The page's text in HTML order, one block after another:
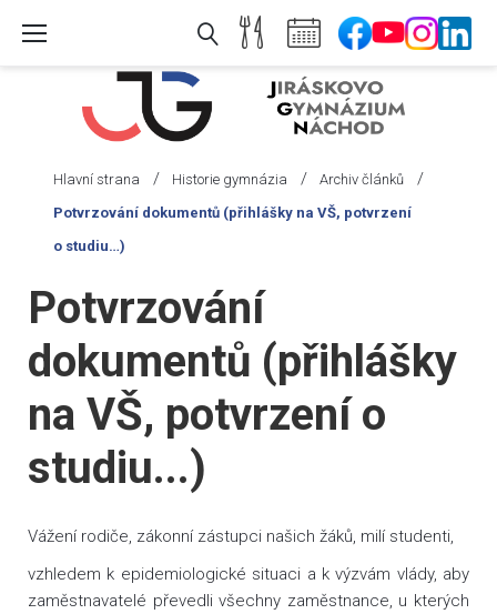
Hlavní strana / Historie gymnázia / Archiv článků /
Potvrzování dokumentů (přihlášky na VŠ, potvrzení
o studiu…)
Potvrzování
dokumentů (přihlášky
na VŠ, potvrzení o
studiu...)
Vážení rodiče, zákonní zástupci našich žáků, milí studenti,
vzhledem k epidemiologické situaci a k výzvám vlády, aby
zaměstnavatelé převedli všechny zaměstnance, u kterých